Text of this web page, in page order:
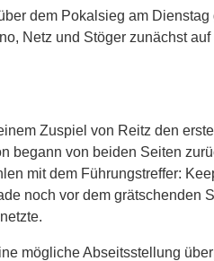
dem Pokalsieg am
Netz und Stöger zunächst
Zuspiel von Reitz den
begann von beiden Seiten
mit dem Führungstreffer:
noch vor dem grätschenden
mögliche Abseitsstellung